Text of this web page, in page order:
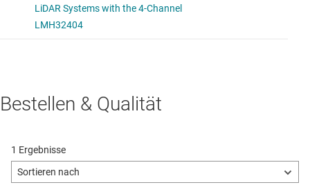
Bestellen & Qualität